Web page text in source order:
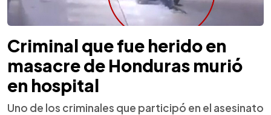
Criminal que fue herido en
masacre de Honduras murió
en hospital
Uno de los criminales que participó en el asesinato